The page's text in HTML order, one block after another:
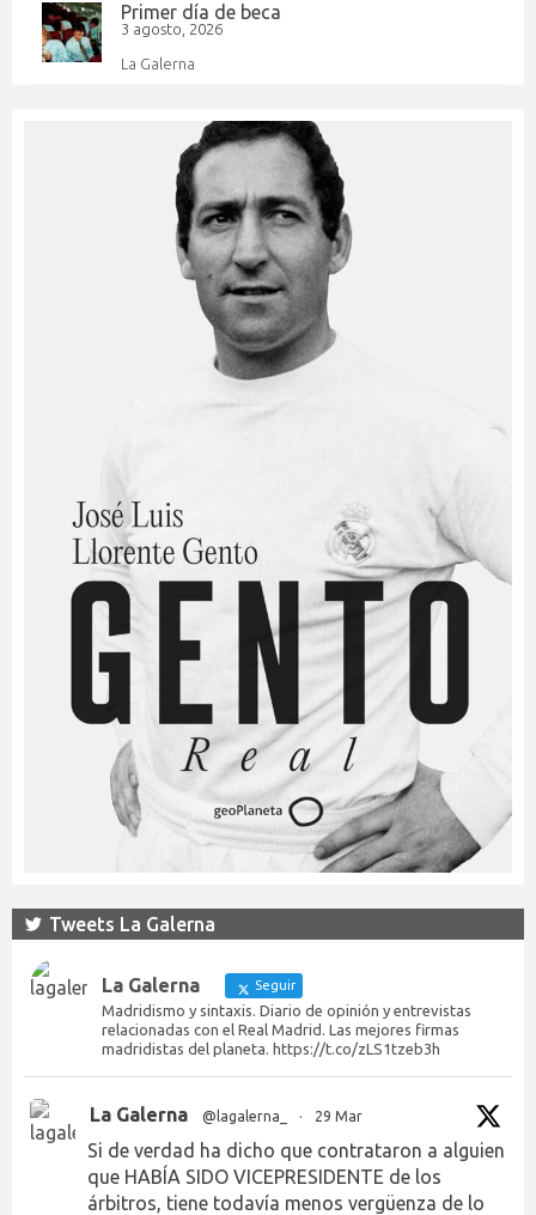
Primer día de beca
3 agosto, 2026
La Galerna
Tweets La Galerna
La Galerna Seguir
Madridismo y sintaxis. Diario de opinión y entrevistas
relacionadas con el Real Madrid. Las mejores firmas
madridistas del planeta. https://t.co/zLS1tzeb3h
La Galerna @lagalerna_ · 29 Mar
Si de verdad ha dicho que contrataron a alguien
que HABÍA SIDO VICEPRESIDENTE de los
árbitros, tiene todavía menos vergüenza de lo